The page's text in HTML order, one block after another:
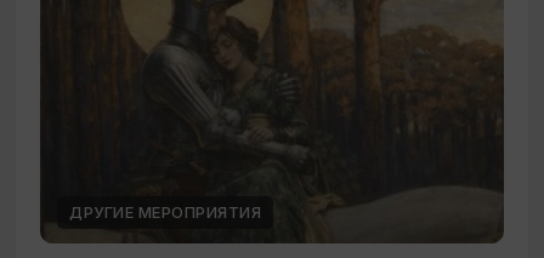
ДРУГИЕ МЕРОПРИЯТИЯ